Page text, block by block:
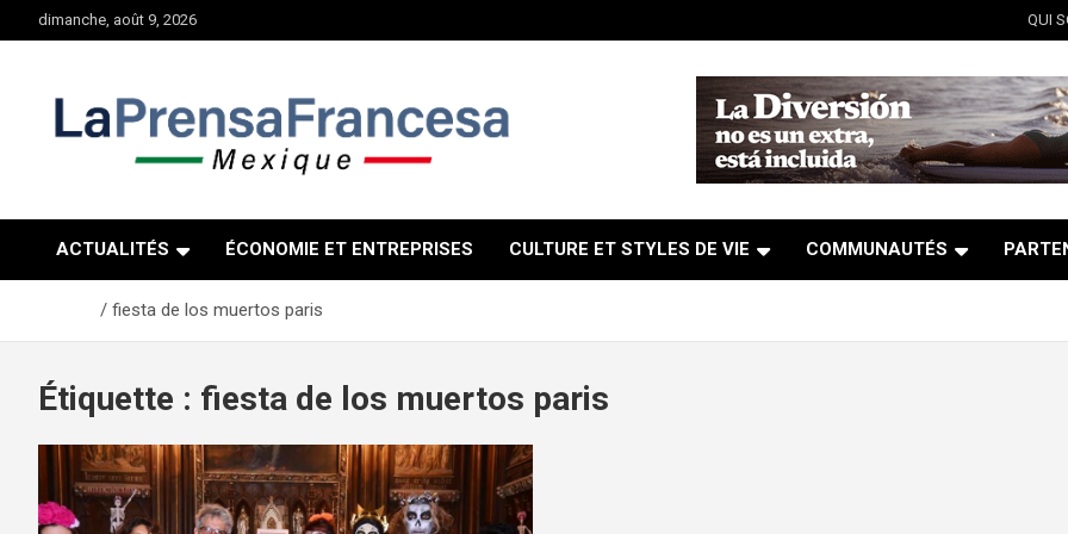
au
dimanche, août 9, 2026 QUI
ACTUALITÉS ÉCONOMIE ET ENTREPRISES CULTURE ET STYLES DE VIE COMMUNAUTÉS
fiesta de los muertos paris
Étiquette : fiesta de los muertos paris